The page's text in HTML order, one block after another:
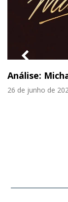
Análise:
26 de junho de
slide